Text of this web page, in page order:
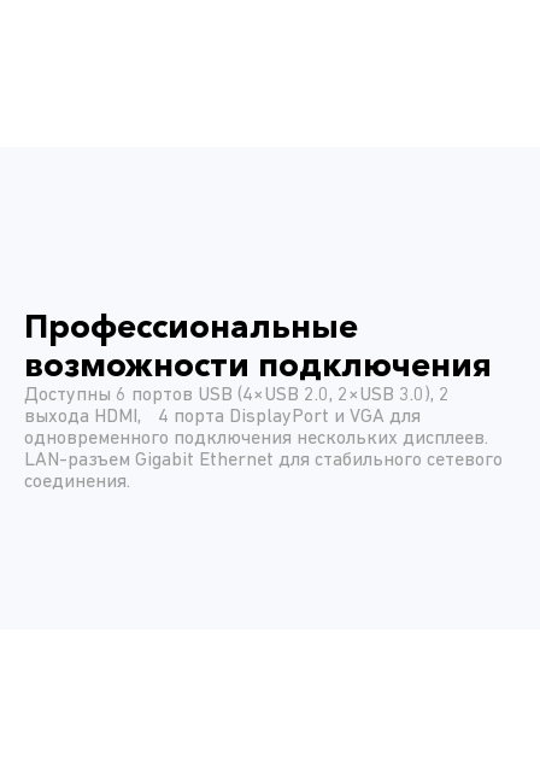
Профессиональные
возможности подключения
Доступны 6 портов USB (4×USB 2.0, 2×USB 3.0), 2
выхода HDMI, 4 порта DisplayPort и VGA для
одновременного подключения нескольких дисплеев.
LAN-разъем Gigabit Ethernet для стабильного сетевого
соединения.